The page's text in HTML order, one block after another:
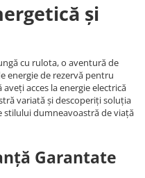
și
cu rulota, o aventură de
energie de rezervă pentru
acces la energie electrică
variată și descoperiți soluția
stilului dumneavoastră de viață
Garantate